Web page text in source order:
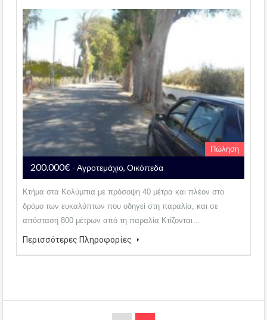
Πώληση
200.000€ - Αγροτεμάχιο, Οικόπεδα
Κτήμα στα Κολύμπια με πρόσοψη 40 μέτρα και πλέον στο
δρόμο των ευκαλύπτων που οδηγεί στη παραλία, και σε
απόσταση 800 μέτρων από τη παραλία Κτίζονται…
Περισσότερες Πληροφορίες